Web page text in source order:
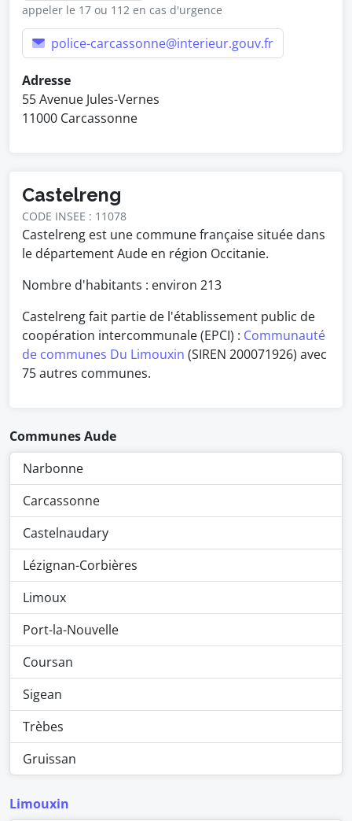
appeler le 17 ou 112 en cas d'urgence
police-carcassonne@interieur.gouv.fr
Adresse
55 Avenue Jules-Vernes
11000 Carcassonne
Castelreng
CODE INSEE : 11078
Castelreng est une commune française située dans
le département Aude en région Occitanie.
Nombre d'habitants : environ 213
Castelreng fait partie de l'établissement public de
coopération intercommunale (EPCI) : Communauté
de communes Du Limouxin (SIREN 200071926) avec
75 autres communes.
Communes Aude
Narbonne
Carcassonne
Castelnaudary
Lézignan-Corbières
Limoux
Port-la-Nouvelle
Coursan
Sigean
Trèbes
Gruissan
Limouxin